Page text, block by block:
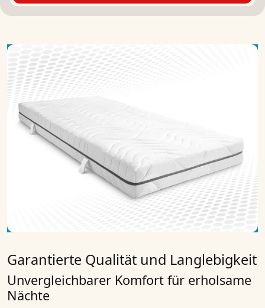
Garantierte Qualität und Langlebigkeit
Unvergleichbarer Komfort für erholsame
Nächte